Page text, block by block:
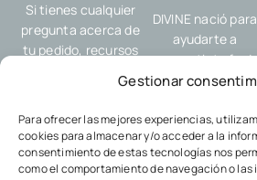
Gestionar
Para ofrecer las mejores experiencias,
cookies para almacenar y/o acceder a la
consentimiento de estas tecnologías nos
como el comportamiento de navegación o
Si tienes cualquier
pregunta acerca de
tu pedido, recursos
por favor, contacta
DIVINE nació para
ayudarte a
compartir tu fe
forma sencilla y
estés: en el
en el gimnasio,
tus amigos o en